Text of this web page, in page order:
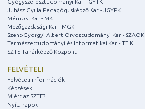
Gyógyszerésztudományi Kar - GYTK
Juhász Gyula Pedagógusképző Kar - JGYPK
Mérnöki Kar - MK
Mezőgazdasági Kar - MGK
Szent-Györgyi Albert Orvostudományi Kar - SZAOK
Természettudományi és Informatikai Kar - TTIK
SZTE Tanárképző Központ
FELVÉTELI
Felvételi információk
Képzések
Miért az SZTE?
Nyílt napok